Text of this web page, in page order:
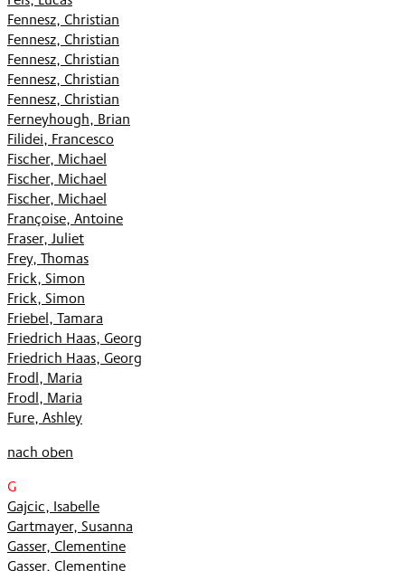
Fennesz, Christian
Fennesz, Christian
Fennesz, Christian
Fennesz, Christian
Fennesz, Christian
Ferneyhough, Brian
Filidei, Francesco
Fischer, Michael
Fischer, Michael
Fischer, Michael
Françoise, Antoine
Fraser, Juliet
Frey, Thomas
Frick, Simon
Frick, Simon
Friebel, Tamara
Friedrich Haas, Georg
Friedrich Haas, Georg
Frodl, Maria
Frodl, Maria
Fure, Ashley
nach oben
G
Gajcic, Isabelle
Gartmayer, Susanna
Gasser, Clementine
Gasser, Clementine